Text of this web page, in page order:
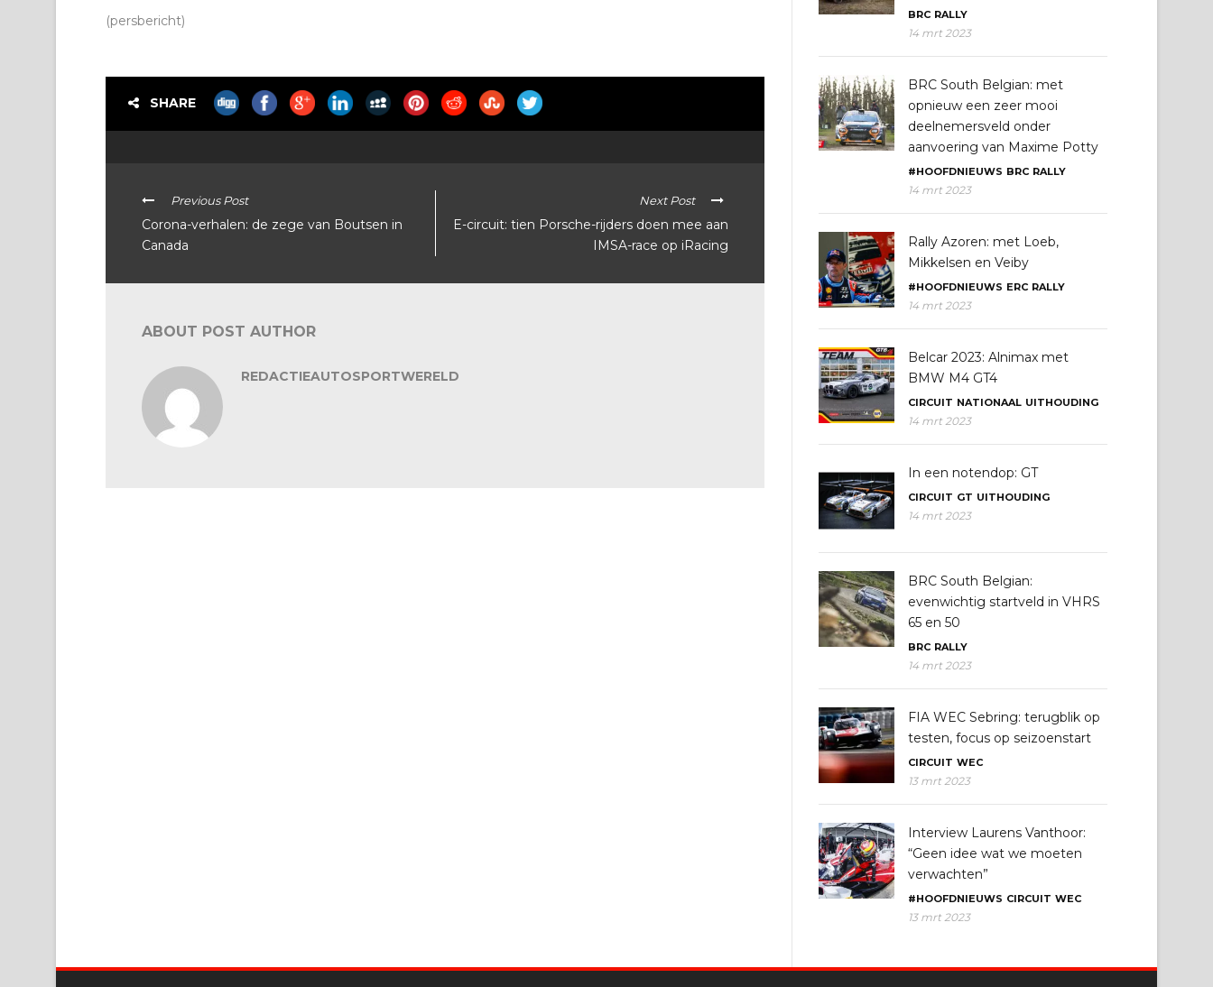
(persbericht)
SHARE
Previous Post
Corona-verhalen: de zege van Boutsen in
Canada
Next Post
E-circuit: tien Porsche-rijders doen mee aan
IMSA-race op iRacing
ABOUT POST AUTHOR
REDACTIEAUTOSPORTWERELD
BRC RALLY
14 mrt 2023
BRC South Belgian: met
opnieuw een zeer mooi
deelnemersveld onder
aanvoering van Maxime Potty
#HOOFDNIEUWS BRC RALLY
14 mrt 2023
Rally Azoren: met Loeb,
Mikkelsen en Veiby
#HOOFDNIEUWS ERC RALLY
14 mrt 2023
Belcar 2023: Alnimax met
BMW M4 GT4
CIRCUIT NATIONAAL UITHOUDING
14 mrt 2023
In een notendop: GT
CIRCUIT GT UITHOUDING
14 mrt 2023
BRC South Belgian:
evenwichtig startveld in VHRS
65 en 50
BRC RALLY
14 mrt 2023
FIA WEC Sebring: terugblik op
testen, focus op seizoenstart
CIRCUIT WEC
13 mrt 2023
Interview Laurens Vanthoor:
“Geen idee wat we moeten
verwachten”
#HOOFDNIEUWS CIRCUIT WEC
13 mrt 2023